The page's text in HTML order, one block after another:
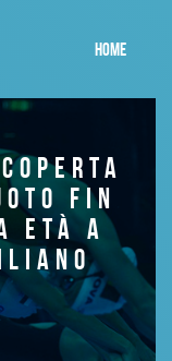
HOME
FIN
ETÀ A